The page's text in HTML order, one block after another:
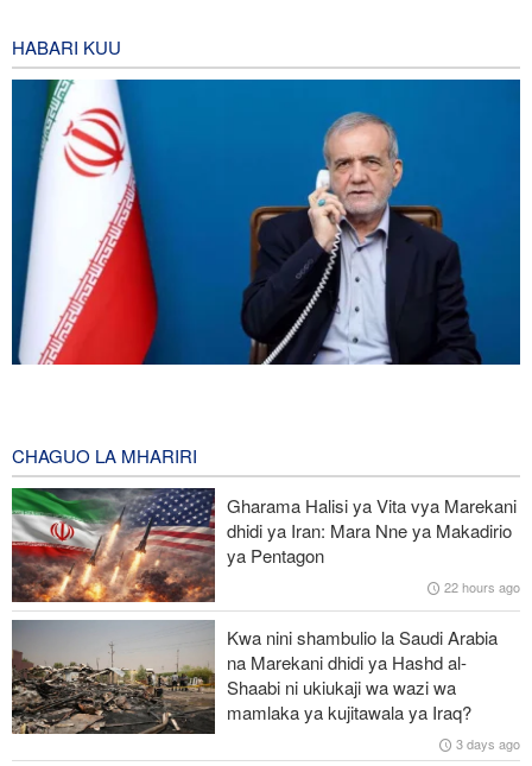
HABARI KUU
Trump anazidi kuchanganyikiwa kuhusu ulipizaji kisasi wa Iran,
amkabili Hegseth kuhusu uhaba wa silaha
Kituo kikubwa zaidi cha matibabu ya Ebola DRC huku
maambukizi yakienea
Interpol: Akili Mnemba (AI) inatumika katika 55% ya uhalifu wa
mtandaoni barani Afrika
Ruto asema serikali imetekeleza ahadi ilizowapa Waislamu wa
CHAGUO LA MHARIRI
Gharama Halisi ya Vita vya Marekani
dhidi ya Iran: Mara Nne ya Makadirio
ya Pentagon
22 hours ago
Kwa nini shambulio la Saudi Arabia
na Marekani dhidi ya Hashd al-
Shaabi ni ukiukaji wa wazi wa
mamlaka ya kujitawala ya Iraq?
3 days ago